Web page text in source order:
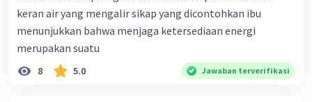
keran air yang mengalir sikap yang dicontohkan ibu
menunjukkan bahwa menjaga ketersediaan energi
merupakan suatu
8 5.0 Jawaban terverifikasi